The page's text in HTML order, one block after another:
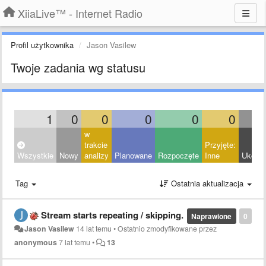
XiiaLive™ - Internet Radio
Profil użytkownika Jason Vasilew
Twoje zadania wg statusu
1 0 0 0 0 0
Wszystkie Nowy
w
trakcie
analizy
Planowane Rozpoczęte
Przyjęte:
Inne
Tag Ostatnia aktualizacja
0
Naprawione
Stream starts repeating / skipping.
Jason Vasilew 14 lat temu •Ostatnio zmodyfikowane przez
anonymous7 lat temu • 13